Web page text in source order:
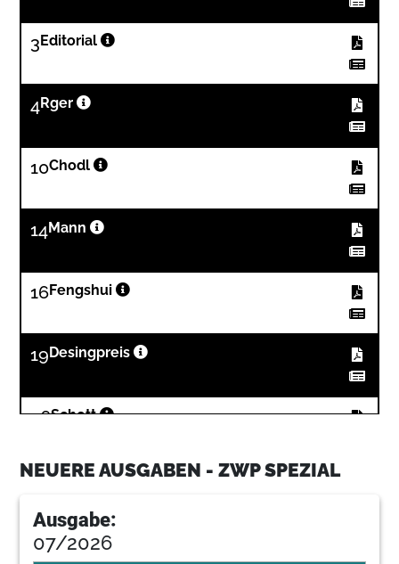
3 Editorial
4Rger
10Chodl
14Mann
16Fengshui
19 Desingpreis
36Schott
40Ziegler
42Geilert
NEUERE AUSGABEN - ZWP SPEZIAL
Ausgabe:
07/2026